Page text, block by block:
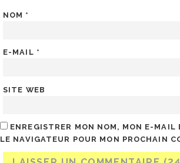
NOM *
E-MAIL *
SITE WEB
ENREGISTRER MON NOM, MON E-MAIL
LE NAVIGATEUR POUR MON PROCHAIN